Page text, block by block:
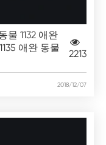
물 1132 애완
애완 동물
2213
2018/12/07